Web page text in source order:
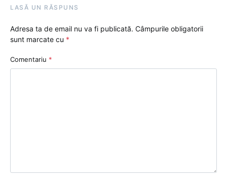
LASĂ UN RĂSPUNS
Adresa ta de email nu va fi publicată. Câmpurile obligatorii
sunt marcate cu *
Comentariu *